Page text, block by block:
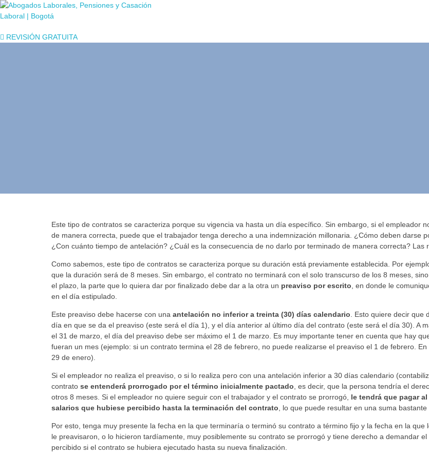
REVISIÓN GRATUITA
Este tipo de contratos se caracteriza porque su vigencia va hasta un día específico. Sin embargo, si el empleador
de manera correcta, puede que el trabajador tenga derecho a una indemnización millonaria. ¿Cómo deben darse
¿Con cuánto tiempo de antelación? ¿Cuál es la consecuencia de no darlo por terminado de manera correcta? Las
Como sabemos, este tipo de contratos se caracteriza porque su duración está previamente establecida. Por
que la duración será de 8 meses. Sin embargo, el contrato no terminará con el solo transcurso de los 8 meses,
el plazo, la parte que lo quiera dar por finalizado debe dar a la otra un preaviso por escrito , en donde le
en el día estipulado.
Este preaviso debe hacerse con una antelación no inferior a treinta (30) días calendario . Esto quiere decir
día en que se da el preaviso (este será el día 1), y el día anterior al último día del contrato (este será el día 30). A
el 31 de marzo, el día del preaviso debe ser máximo el 1 de marzo. Es muy importante tener en cuenta que hay
fueran un mes (ejemplo: si un contrato termina el 28 de febrero, no puede realizarse el preaviso el 1 de febrero.
29 de enero).
Si el empleador no realiza el preaviso, o si lo realiza pero con una antelación inferior a 30 días calendario
contrato se entenderá prorrogado por el término inicialmente pactado , es decir, que la persona tendría el
otros 8 meses. Si el empleador no quiere seguir con el trabajador y el contrato se prorrogó, le tendrá que pagar
salarios que hubiese percibido hasta la terminación del contrato , lo que puede resultar en una suma bastante
Por esto, tenga muy presente la fecha en la que terminaría o terminó su contrato a término fijo y la fecha en la
le preavisaron, o lo hicieron tardíamente, muy posiblemente su contrato se prorrogó y tiene derecho a demandar
percibido si el contrato se hubiera ejecutado hasta su nueva finalización.